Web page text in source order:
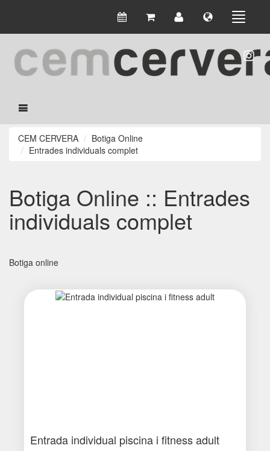
CEM CERVERA
Botiga Online
Entrades individuals complet
Botiga Online :: Entrades
individuals complet
Botiga online
Entrada individual piscina i fitness adult